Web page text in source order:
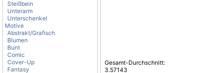
Steißbein
Unterarm
Unterschenkel
Motive
Abstrakt/Grafisch
Blumen
Bunt
Comic
Cover-Up
Fantasy
Gesamt-Durchschnitt:
3.57143